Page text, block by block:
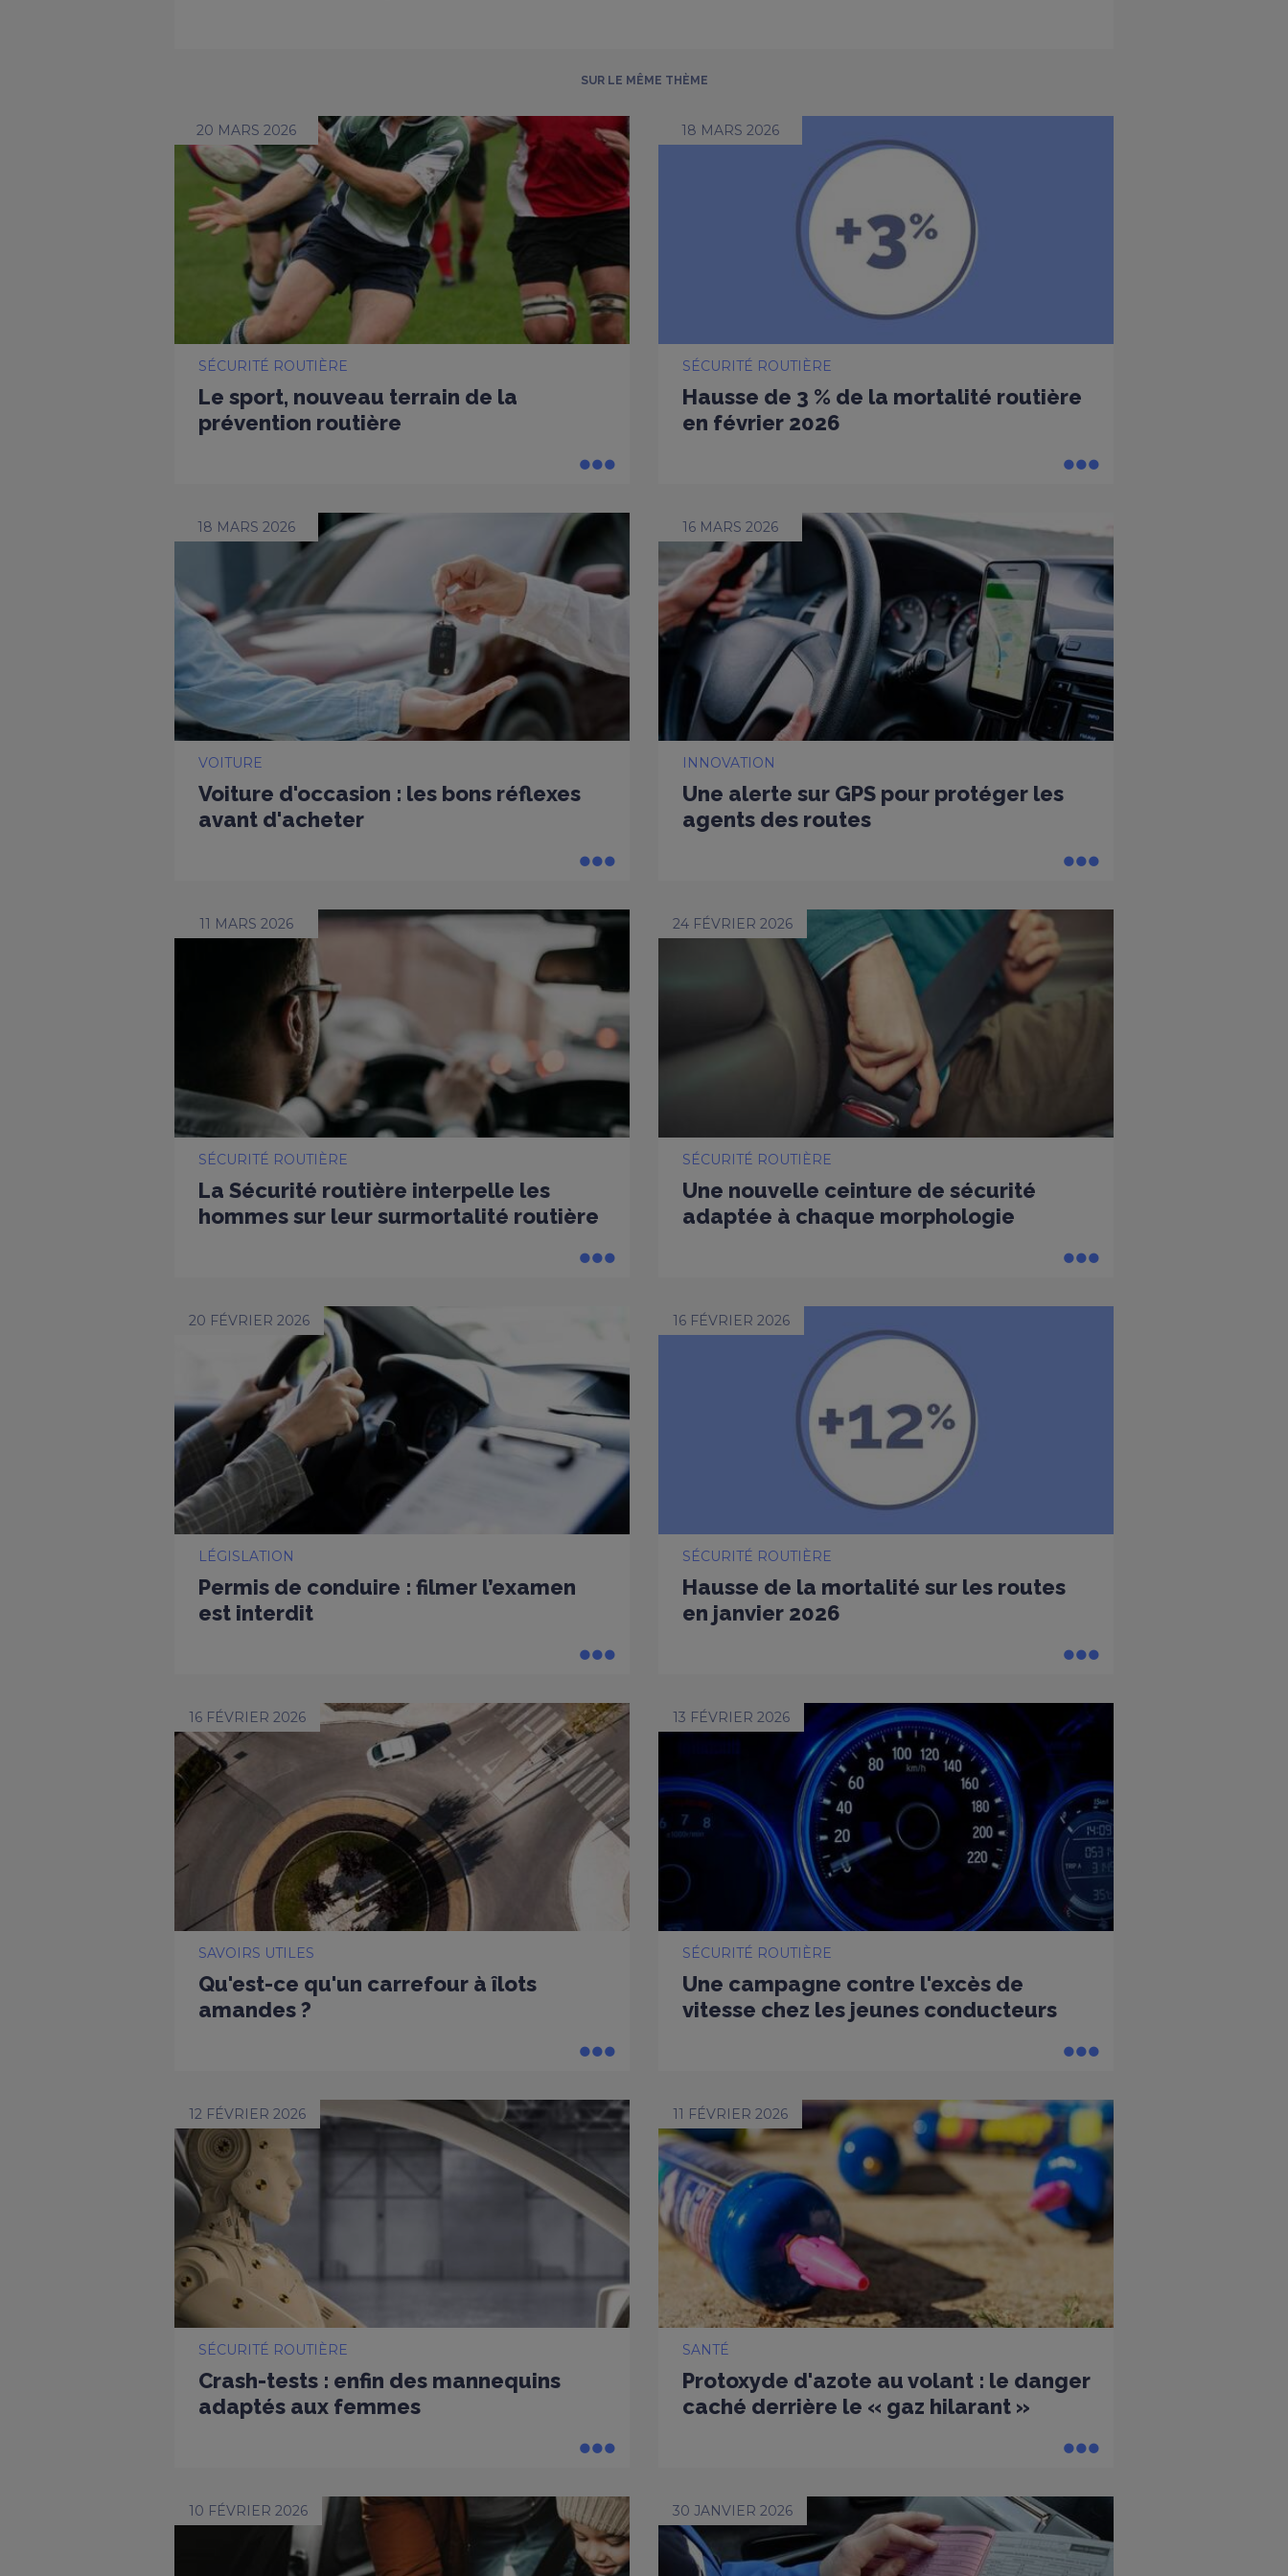
SUR LE MÊME THÈME
20 MARS 2026
SÉCURITÉ ROUTIÈRE
Le sport, nouveau terrain de la
prévention routière
18 MARS 2026
VOITURE
Voiture d'occasion : les bons réflexes
avant d'acheter
11 MARS 2026
SÉCURITÉ ROUTIÈRE
La Sécurité routière interpelle les
hommes sur leur surmortalité routière
20 FÉVRIER 2026
LÉGISLATION
Permis de conduire : filmer l’examen
est interdit
16 FÉVRIER 2026
SAVOIRS UTILES
Qu'est-ce qu'un carrefour à îlots
amandes ?
12 FÉVRIER 2026
SÉCURITÉ ROUTIÈRE
Crash-tests : enfin des mannequins
adaptés aux femmes
10 FÉVRIER 2026
18 MARS 2026
SÉCURITÉ ROUTIÈRE
Hausse de 3 % de la mortalité routière
en février 2026
16 MARS 2026
INNOVATION
Une alerte sur GPS pour protéger les
agents des routes
24 FÉVRIER 2026
SÉCURITÉ ROUTIÈRE
Une nouvelle ceinture de sécurité
adaptée à chaque morphologie
16 FÉVRIER 2026
SÉCURITÉ ROUTIÈRE
Hausse de la mortalité sur les routes
en janvier 2026
13 FÉVRIER 2026
SÉCURITÉ ROUTIÈRE
Une campagne contre l'excès de
vitesse chez les jeunes conducteurs
11 FÉVRIER 2026
SANTÉ
Protoxyde d'azote au volant : le danger
caché derrière le « gaz hilarant »
30 JANVIER 2026